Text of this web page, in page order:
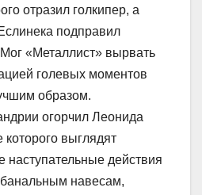
отразил голкипер, а
подправил
«Металлист» вырвать
голевых моментов
образом.
огорчил Леонида
выглядят
наступательные действия
банальным навесам,